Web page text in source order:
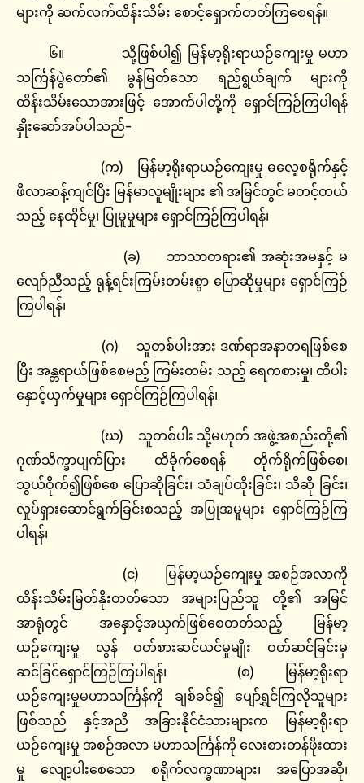
များကို ဆက်လက်ထိန်းသိမ်း စောင့်ရှောက်တတ်ကြစေရန်။
၆။ သို့ဖြစ်ပါ၍ မြန်မာ့ရိုးရာယဉ်ကျေးမှု မဟာ
သင်္ကြန်ပွဲတော်၏ မွန်မြတ်သော ရည်ရွယ်ချက် များကို
ထိန်းသိမ်းသောအားဖြင့် အောက်ပါတို့ကို ရှောင်ကြဉ်ကြပါရန်
နှိုးဆော်အပ်ပါသည်-
(က) မြန်မာ့ရိုးရာယဉ်ကျေးမှု ဓလေ့စရိုက်နှင့်
ဖီလာဆန့်ကျင်ပြီး မြန်မာလူမျိုးများ ၏ အမြင်တွင် မတင့်တယ်
သည့် နေထိုင်မှု၊ ပြုမူမှုများ ရှောင်ကြဉ်ကြပါရန်၊
(ခ) ဘာသာတရား၏ အဆုံးအမနှင့် မ
လျော်ညီသည့် ရုန့်ရင်းကြမ်းတမ်းစွာ ပြောဆိုမှုများ ရှောင်ကြဉ်
ကြပါရန်၊
(ဂ) သူတစ်ပါးအား ဒဏ်ရာအနာတရဖြစ်စေ
ပြီး အန္တရာယ်ဖြစ်စေမည့် ကြမ်းတမ်း သည့် ရေကစားမှု၊ ထိပါး
နှောင့်ယှက်မှုများ ရှောင်ကြဉ်ကြပါရန်၊
(ဃ) သူတစ်ပါး သို့မဟုတ် အဖွဲ့အစည်းတို့၏
ဂုဏ်သိက္ခာပျက်ပြား ထိခိုက်စေရန် တိုက်ရိုက်ဖြစ်စေ၊
သွယ်ဝိုက်၍ဖြစ်စေ ပြောဆိုခြင်း၊ သံချပ်ထိုးခြင်း၊ သီဆို ခြင်း၊
လှုပ်ရှားဆောင်ရွက်ခြင်းစသည့် အပြုအမူများ ရှောင်ကြဉ်ကြ
ပါရန်၊
(င) မြန်မာ့ယဉ်ကျေးမှု အစဉ်အလာကို
ထိန်းသိမ်းမြတ်နိုးတတ်သော အများပြည်သူ တို့၏ အမြင်
အာရုံတွင် အနှောင့်အယှက်ဖြစ်စေတတ်သည့် မြန်မာ့
ယဉ်ကျေးမှု လွန် ဝတ်စားဆင်ယင်မှုမျိုး ဝတ်ဆင်ခြင်းမှ
ဆင်ခြင်ရှောင်ကြဉ်ကြပါရန်၊ (စ) မြန်မာ့ရိုးရာ
ယဉ်ကျေးမှုမဟာသင်္ကြန်ကို ချစ်ခင်၍ ပျော်ရွှင်ကြလိုသူများ
ဖြစ်သည် နှင့်အညီ အခြားနိုင်ငံသားများက မြန်မာ့ရိုးရာ
ယဉ်ကျေးမှု အစဉ်အလာ မဟာသင်္ကြန်ကို လေးစားတန်ဖိုးထား
မှု လျော့ပါးစေသော စရိုက်လက္ခဏာများ၊ အပြောအဆို၊